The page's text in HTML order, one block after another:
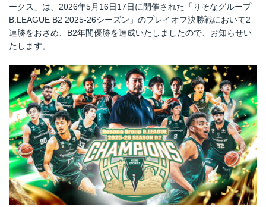
ークス」は、2026年5月16日17日に開催された「りそなグループ
B.LEAGUE B2 2025-26シーズン」のプレイオフ決勝戦において2
連勝をおさめ、B2年間優勝を達成いたしましたので、お知らせい
たします。